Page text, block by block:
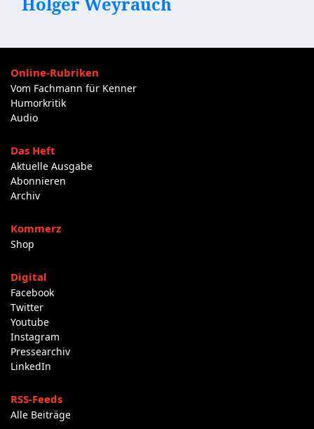
Online-Rubriken
Vom Fachmann für Kenner
Humorkritik
Audio
Das Heft
Aktuelle Ausgabe
Abonnieren
Archiv
Kommerz
Shop
Digital
Facebook
Twitter
Youtube
Instagram
Pressearchiv
LinkedIn
RSS-Feeds
Alle Beiträge